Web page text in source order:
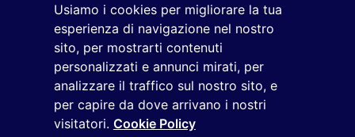
Usiamo i cookies per migliorare la tua
esperienza di navigazione nel nostro
sito, per mostrarti contenuti
personalizzati e annunci mirati, per
analizzare il traffico sul nostro sito, e
per capire da dove arrivano i nostri
visitatori. Cookie Policy
+39 02 9285 01
osservatorio.topmanager@reputationmanager.it
Copyright ©2026 Reputation Manager S.p.A. Società
Benefit | All rights reserved |Login